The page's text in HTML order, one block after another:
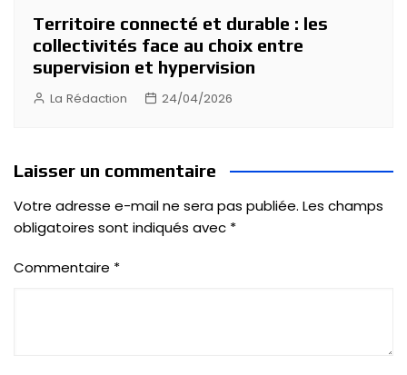
Territoire connecté et durable : les
collectivités face au choix entre
supervision et hypervision
La Rédaction 24/04/2026
Laisser un commentaire
Votre adresse e-mail ne sera pas publiée. Les champs
obligatoires sont indiqués avec *
Commentaire *